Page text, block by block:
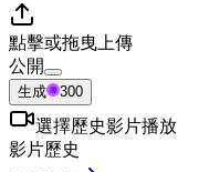
點擊或拖曳上傳
公開
生成 300
選擇歷史影片播放
影片歷史